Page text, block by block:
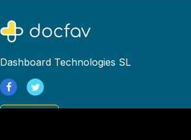
Dashboard Technologies SL